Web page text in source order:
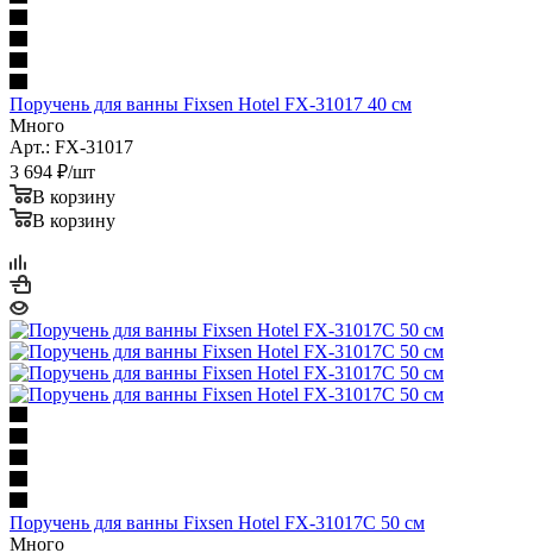
Поручень для ванны Fixsen Hotel FX-31017 40 см
Много
Арт.: FX-31017
3 694 ₽/шт
В корзину
В корзину
Поручень для ванны Fixsen Hotel FX-31017C 50 см
Много